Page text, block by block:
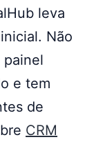
leva
Não
e tem
de
CRM